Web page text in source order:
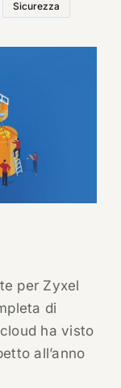
Sicurezza
per Zyxel
di
ha visto
all’anno